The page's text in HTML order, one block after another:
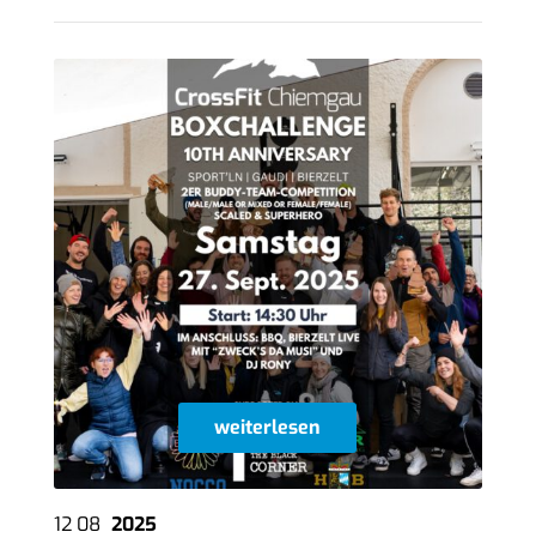
weiterlesen
12 08 2025